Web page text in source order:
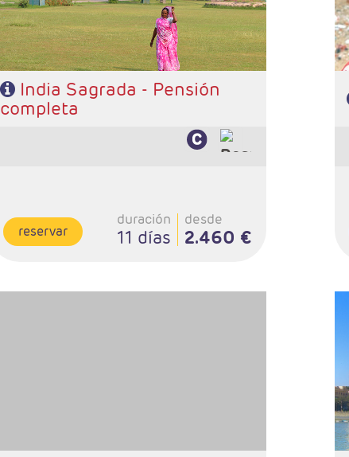
India Sagrada - Pensión
completa
reservar
duración
11 días
desde
2.460 €